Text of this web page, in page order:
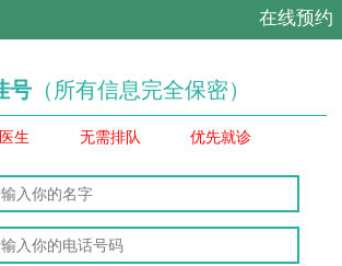
在线预约
号 （所有信息完全保密）
生 无需排队 优先就诊